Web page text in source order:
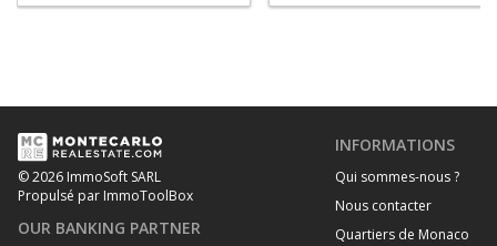
© 2026 ImmoSoft SARL
Propulsé par ImmoToolBox
OUR BANKING PARTNER
INFORMATIONS
Qui sommes-nous ?
Nous contacter
Quartiers de Monaco